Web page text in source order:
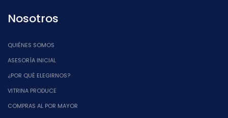
Nosotros
QUIÉNES SOMOS
ASESORÍA INICIAL
¿POR QUÉ ELEGIRNOS?
VITRINA PRODUCE
COMPRAS AL POR MAYOR